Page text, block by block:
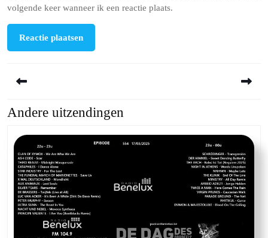
volgende keer wanneer ik een reactie plaats.
Previous
Andere uitzendingen